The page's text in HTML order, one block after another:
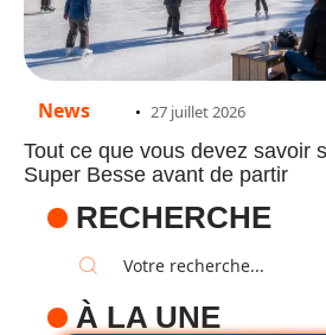
News 27 juillet 2026
Tout ce que vous devez savoir
Super Besse avant de partir
RECHERCHE
À LA UNE